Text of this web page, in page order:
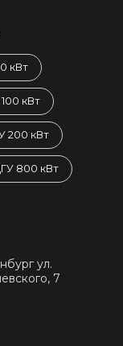
кВт
кВт
200 кВт
800 кВт
ул.
7